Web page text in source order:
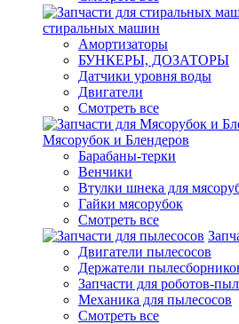
стиральных машин
Амортизаторы
БУНКЕРЫ, ДОЗАТОРЫ
Датчики уровня воды
Двигатели
Смотреть все
Мясорубок и Блендеров
Барабаны-терки
Венчики
Втулки шнека для
Гайки мясорубок
Смотреть все
Двигатели пылесосов
Держатели
Запчасти для роботов-
Механика для пылесосов
Смотреть все